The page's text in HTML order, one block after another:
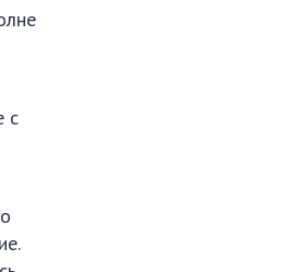
с